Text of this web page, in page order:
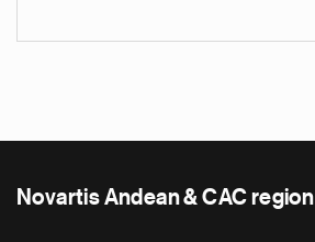
Novartis Andean & CAC region